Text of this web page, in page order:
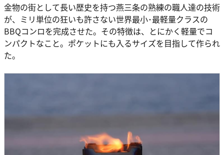
金物の街として長い歴史を持つ燕三条の熟練の職人達の技術
が、ミリ単位の狂いも許さない世界最小･最軽量クラスの
BBQコンロを完成させた。その特徴は、とにかく軽量でコ
ンパクトなこと。ポケットにも入るサイズを目指して作られ
た。